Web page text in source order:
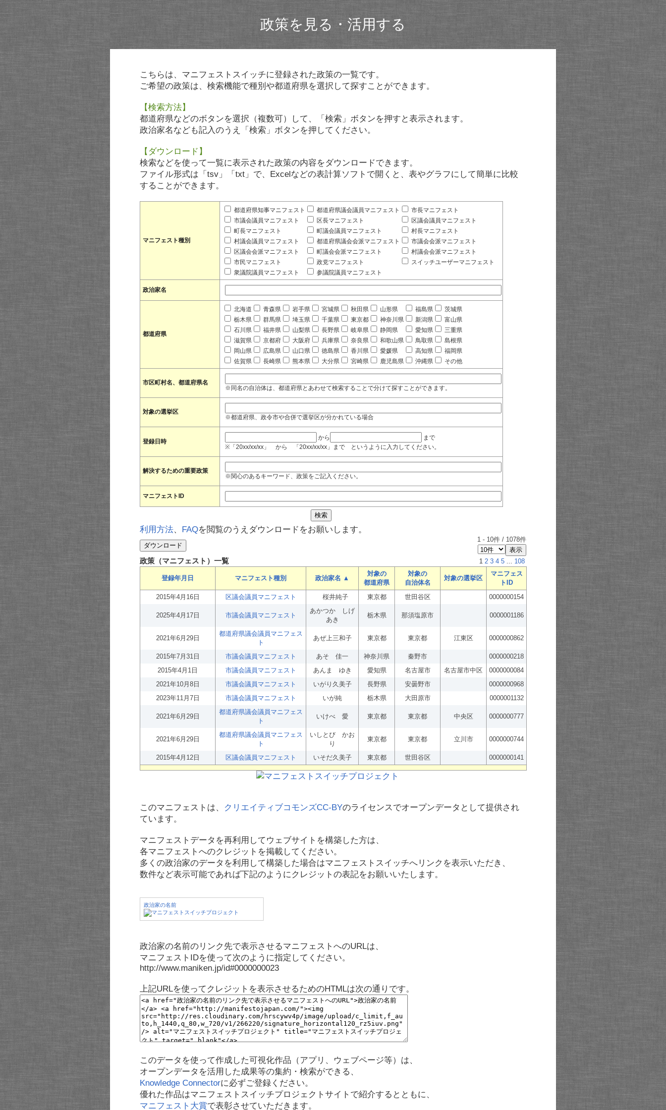
政策を見る・活用する
こちらは、マニフェストスイッチに登録された政策の一覧です。
ご希望の政策は、検索機能で種別や都道府県を選択して探すことができます。
【検索方法】
都道府県などのボタンを選択（複数可）して、「検索」ボタンを押すと表示されます。
政治家名なども記入のうえ「検索」ボタンを押してください。
【ダウンロード】
検索などを使って一覧に表示された政策の内容をダウンロードできます。
ファイル形式は「tsv」「txt」で、Excelなどの表計算ソフトで開くと、表やグラフにして簡単に比較
することができます。
マニフェスト種別
都道府県知事マニフェスト 都道府県議会議員マニフェスト
市長マニフェスト
市議会議員マニフェスト
区長マニフェスト
区議会議員マニフェスト
町長マニフェスト
町議会議員マニフェスト
村長マニフェスト
村議会議員マニフェスト
都道府県議会会派マニフェスト
市議会会派マニフェスト
区議会会派マニフェスト
町議会会派マニフェスト
村議会会派マニフェスト
市民マニフェスト
政党マニフェスト
スイッチユーザーマニフェスト
衆議院議員マニフェスト
参議院議員マニフェスト
政治家名
都道府県
北海道 青森県 岩手県 宮城県 秋田県 山形県 福島県
茨城県
栃木県
群馬県 埼玉県 千葉県 東京都 神奈川県 新潟県
富山県
石川県
福井県 山梨県 長野県 岐阜県 静岡県 愛知県
三重県
滋賀県
京都府 大阪府 兵庫県 奈良県 和歌山県 鳥取県
島根県
岡山県
広島県 山口県 徳島県 香川県 愛媛県 高知県
福岡県
佐賀県
長崎県 熊本県 大分県 宮崎県 鹿児島県 沖縄県 その他
市区町村名、都道府県名
※同名の自治体は、都道府県とあわせて検索することで分けて探すことができます。
対象の選挙区
※都道府県、政令市や合併で選挙区が分かれている場合
登録日時
から
まで
※「20xx/xx/xx」 から 「20xx/xx/xx」まで というように入力してください。
解決するための重要政策
※関心のあるキーワード、政策をご記入ください。
マニフェストID
利用方法、 FAQを閲覧のうえダウンロードをお願いします。
1 - 10件 / 1078件
政策（マニフェスト）一覧 1 2 3 4 5 ... 108
登録年月日 マニフェスト種別 政治家名 ▲
対象の
都道府県
対象の
自治体名
対象の選挙区
マニフェス
トID
2015年4月16日
区議会議員マニフェスト 桜井純子 東京都 世田谷区 0000000154
2025年4月17日 市議会議員マニフェスト
あかつか しげ
あき
栃木県 那須塩原市 0000001186
2021年6月29日
都道府県議会議員マニフェス
ト
あぜ上三和子 東京都 東京都 江東区 0000000862
2015年7月31日 市議会議員マニフェスト あそ 佳一 神奈川県 秦野市
0000000218
2015年4月1日
市議会議員マニフェスト あんま ゆき 愛知県 名古屋市 名古屋市中区
0000000084
2021年10月8日
市議会議員マニフェスト いがり久美子 長野県 安曇野市
0000000968
2023年11月7日
市議会議員マニフェスト いが純 栃木県 大田原市 0000001132
2021年6月29日
都道府県議会議員マニフェス
ト
いけべ 愛 東京都 東京都 中央区 0000000777
2021年6月29日
都道府県議会議員マニフェス
ト
いしとび かお
り
東京都 東京都 立川市 0000000744
2015年4月12日 区議会議員マニフェスト いそだ久美子 東京都 世田谷区 0000000141
このマニフェストは、 クリエイティブコモンズCC-BYのライセンスでオープンデータとして提供され
ています。
マニフェストデータを再利用してウェブサイトを構築した方は、
各マニフェストへのクレジットを掲載してください。
多くの政治家のデータを利用して構築した場合はマニフェストスイッチへリンクを表示いただき、
数件など表示可能であれば下記のようにクレジットの表記をお願いいたします。
政治家の名前
政治家の名前のリンク先で表示させるマニフェストへのURLは、
マニフェストIDを使って次のように指定してください。
http://www.maniken.jp/id#0000000023
上記URLを使ってクレジットを表示させるためのHTMLは次の通りです。
このデータを使って作成した可視化作品（アプリ、ウェブページ等）は、
オープンデータを活用した成果等の集約・検索ができる、
Knowledge Connectorに必ずご登録ください。
優れた作品はマニフェストスイッチプロジェクトサイトで紹介するとともに、
マニフェスト大賞で表彰させていただきます。